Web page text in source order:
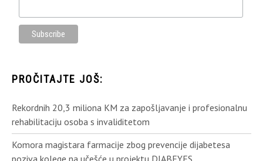
PROČITAJTE JOŠ:
Rekordnih 20,3 miliona KM za zapošljavanje i profesionalnu
rehabilitaciju osoba s invaliditetom
Komora magistara farmacije zbog prevencije dijabetesa